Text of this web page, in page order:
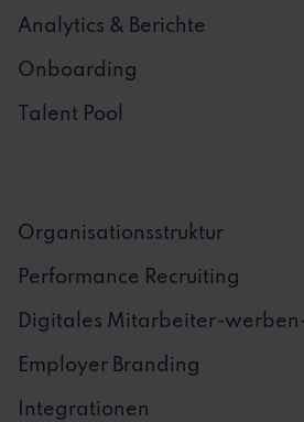
Analytics & Berichte
Onboarding
Talent Pool
Organisationsstruktur
Performance Recruiting
Digitales Mitarbeiter-
Employer Branding
Integrationen